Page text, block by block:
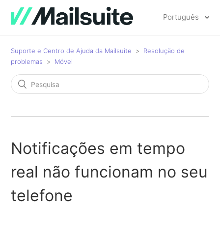
Português
Suporte e Centro de Ajuda da Mailsuite
Resolução de
problemas
Móvel
Notificações em tempo
real não funcionam no seu
telefone